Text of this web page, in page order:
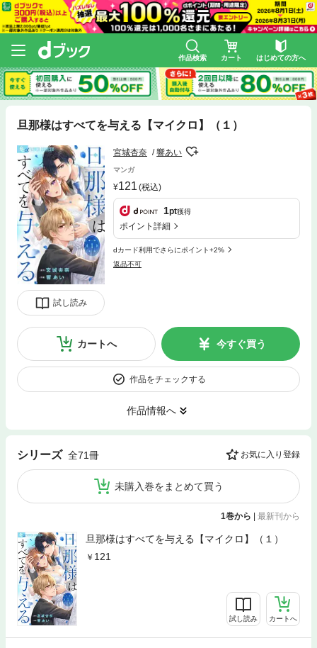
作品検索 カート はじめての方へ
旦那様はすべてを与える【マイクロ】（１）
試し読み
宮城杏奈 響あい
マンガ
121 (税込)
1pt獲得
ポイント詳細
dカード利用でさらにポイント+2%
返品不可
カートへ 今すぐ買う
作品をチェックする
作品情報へ
シリーズ 全71冊 お気に入り登録
未購入巻をまとめて買う
1巻から 最新刊から
旦那様はすべてを与える【マイクロ】（１）
121
試し読み カートへ